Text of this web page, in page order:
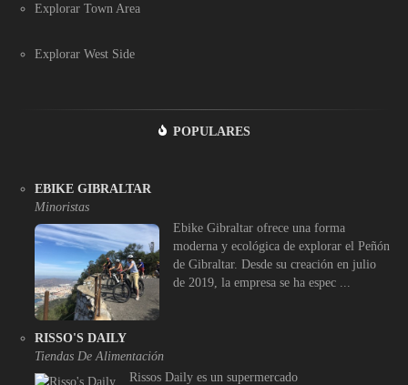
Explorar Town Area
Explorar West Side
POPULARES
EBIKE GIBRALTAR
Minoristas
Ebike Gibraltar ofrece una forma
moderna y ecológica de explorar el Peñón
de Gibraltar. Desde su creación en julio
de 2019, la empresa se ha espec ...
RISSO'S DAILY
Tiendas De Alimentación
Rissos Daily es un supermercado